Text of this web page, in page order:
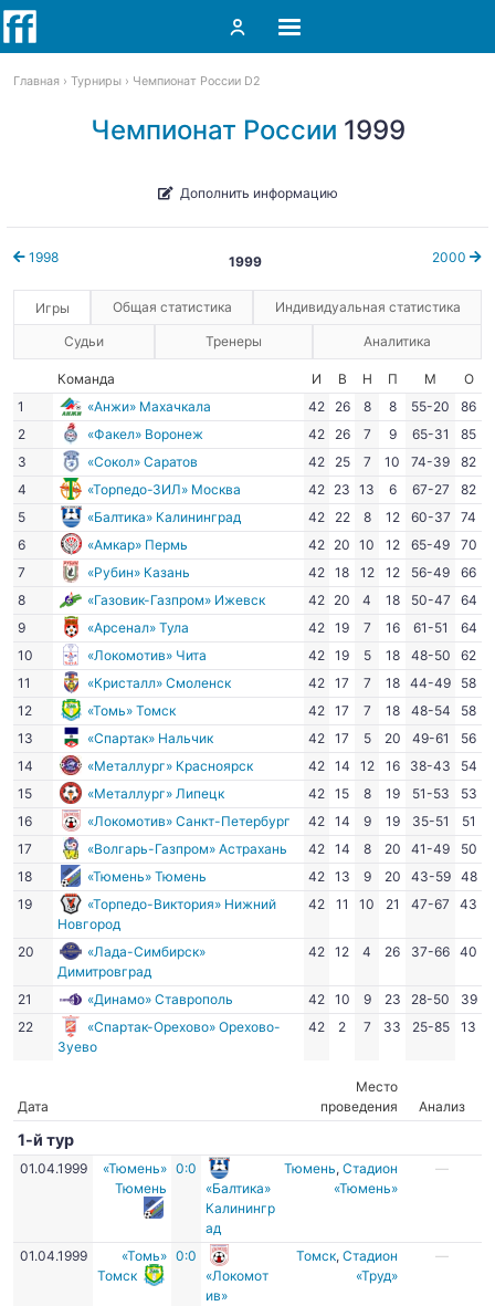
Главная Турниры Чемпионат России D2
Чемпионат России 1999
Дополнить информацию
1998 2000
1999
Игры Общая статистика Индивидуальная статистика
Судьи Тренеры Аналитика
Команда И В Н П М
О
1
«Анжи» Махачкала 42 26 8 8 55-20
86
2
«Факел» Воронеж 42 26 7 9 65-31
85
3
«Сокол» Саратов 42 25 7 10 74-39
82
4
«Торпедо-ЗИЛ» Москва 42 23 13 6 67-27
82
5
«Балтика» Калининград 42 22 8 12 60-37
74
6
«Амкар» Пермь 42 20 10 12 65-49
70
7
«Рубин» Казань 42 18 12 12 56-49
66
8
«Газовик-Газпром» Ижевск 42 20 4 18 50-47
64
9
«Арсенал» Тула 42 19 7 16 61-51
64
10
«Локомотив» Чита 42 19 5 18 48-50
62
11
«Кристалл» Смоленск 42 17 7 18 44-49
58
12
«Томь» Томск 42 17 7 18 48-54
58
13
«Спартак» Нальчик 42 17 5 20 49-61
56
14
«Металлург» Красноярск 42 14 12 16 38-43
54
15
«Металлург» Липецк 42 15 8 19 51-53
53
16
«Локомотив» Санкт-Петербург 42 14 9 19 35-51
51
17
«Волгарь-Газпром» Астрахань 42 14 8 20 41-49
50
18
«Тюмень» Тюмень 42 13 9 20 43-59
48
19
«Торпедо-Виктория» Нижний
Новгород
42 11 10 21 47-67 43
20
«Лада-Симбирск»
Димитровград
42 12 4 26 37-66 40
21 «Динамо» Ставрополь 42 10 9 23 28-50
39
22
«Спартак-Орехово» Орехово-
Зуево
42 2 7 33 25-85 13
Дата
Место
проведения
Анализ
1-й тур
01.04.1999
«Тюмень»
Тюмень
0:0
«Балтика»
Калинингр
ад
Тюмень,Стадион
«Тюмень»
—
01.04.1999
«Томь»
Томск
0:0
«Локомот
ив»
Томск,Стадион
«Труд»
—